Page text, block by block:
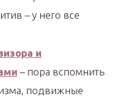
– у него все
и
– пора вспомнить
подвижные